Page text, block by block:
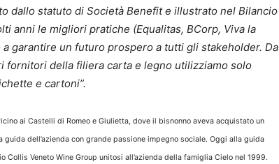
dallo statuto di Società Benefit e illustrato nel Bilancio
anni le migliori pratiche (Equalitas, BCorp, Viva la
garantire un futuro prospero a tutti gli stakeholder. Da
fornitori della filiera carta e legno utilizziamo solo
e cartoni”.
ai Castelli di Romeo e Giulietta, dove il bisnonno aveva acquistato un
dell’azienda con grande passione impegno sociale. Oggi alla guida
Collis Veneto Wine Group unitosi all’azienda della famiglia Cielo nel 1999.